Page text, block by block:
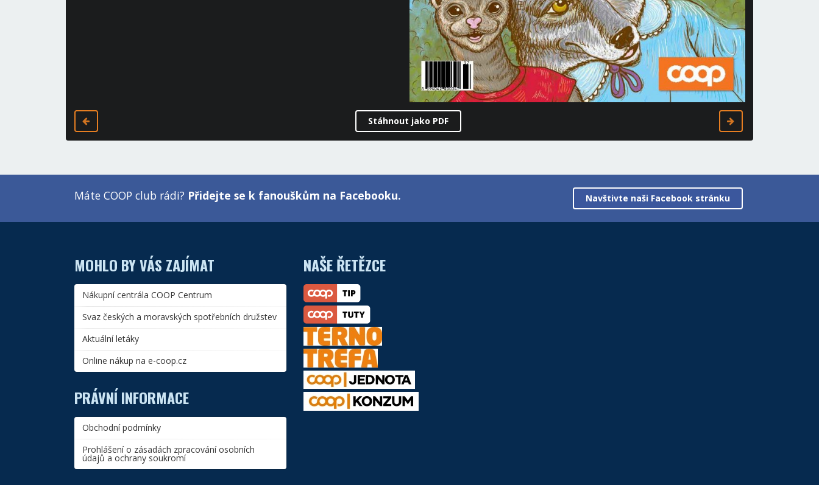
Stáhnout jako PDF
Máte COOP club rádi? Přidejte se k fanouškům na Facebooku. Navštivte naši Facebook stránku
MOHLO BY VÁS ZAJÍMAT
Nákupní centrála COOP Centrum
Svaz českých a moravských spotřebních družstev
Aktuální letáky
Online nákup na e-coop.cz
PRÁVNÍ INFORMACE
Obchodní podmínky
Prohlášení o zásadách zpracování osobních
údajů a ochrany soukromí
NAŠE ŘETĚZCE